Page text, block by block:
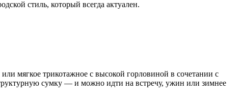
стиль, который всегда актуален.
мягкое трикотажное с высокой горловиной в сочетании с
сумку — и можно идти на встречу, ужин или зимнее